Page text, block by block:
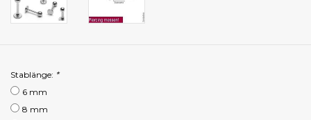
Stablänge: *
6 mm
8 mm